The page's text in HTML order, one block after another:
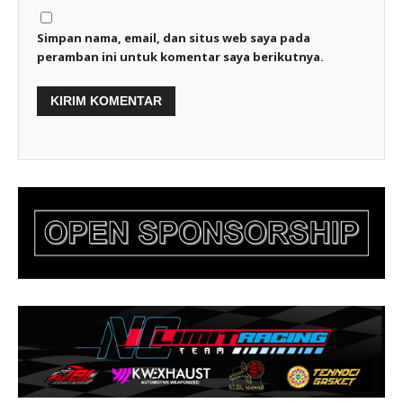
Simpan nama, email, dan situs web saya pada
peramban ini untuk komentar saya berikutnya.